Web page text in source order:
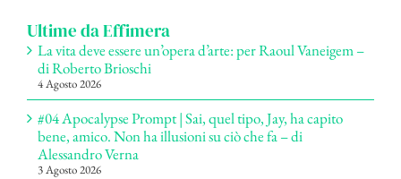
Ultime da Effimera
La vita deve essere un’opera d’arte: per Raoul Vaneigem –
di Roberto Brioschi
4 Agosto 2026
#04 Apocalypse Prompt | Sai, quel tipo, Jay, ha capito
bene, amico. Non ha illusioni su ciò che fa – di
Alessandro Verna
3 Agosto 2026